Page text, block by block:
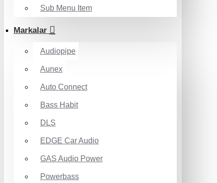
Sub Menu Item
Markalar
Audiopipe
Aunex
Auto Connect
Bass Habit
DLS
EDGE Car Audio
GAS Audio Power
Powerbass